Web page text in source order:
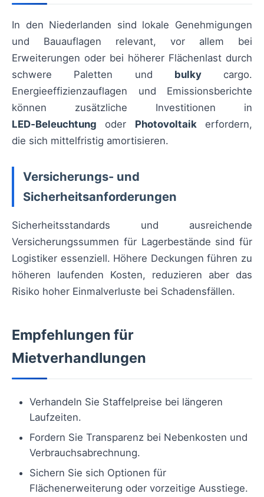
In den Niederlanden sind lokale Genehmigungen
und Bauauflagen relevant, vor allem bei
Erweiterungen oder bei höherer Flächenlast durch
schwere Paletten und bulkycargo.
Energieeffizienzauflagen und Emissionsberichte
können zusätzliche Investitionen in
LED‑Beleuchtung oder Photovoltaik erfordern,
die sich mittelfristig amortisieren.
Versicherungs- und
Sicherheitsanforderungen
Sicherheitsstandards und ausreichende
Versicherungssummen für Lagerbestände sind für
Logistiker essenziell. Höhere Deckungen führen zu
höheren laufenden Kosten, reduzieren aber das
Risiko hoher Einmalverluste bei Schadensfällen.
Empfehlungen für
Mietverhandlungen
Verhandeln Sie Staffelpreise bei längeren
Laufzeiten.
Fordern Sie Transparenz bei Nebenkosten und
Verbrauchsabrechnung.
Sichern Sie sich Optionen für
Flächenerweiterung oder vorzeitige Ausstiege.